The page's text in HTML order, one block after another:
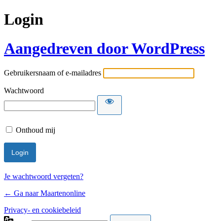
Login
Aangedreven door WordPress
Gebruikersnaam of e-mailadres
Wachtwoord
Onthoud mij
Je wachtwoord vergeten?
← Ga naar Maartenonline
Privacy- en cookiebeleid